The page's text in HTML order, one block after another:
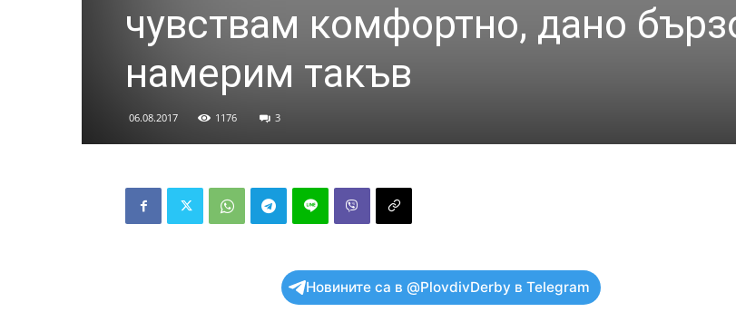
чувствам комфортно, дано
намерим такъв
06.08.2017 1176 3
Новините са в @PlovdivDerby в Telegram